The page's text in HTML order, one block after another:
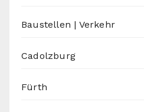
Baustellen | Verkehr
Cadolzburg
Fürth